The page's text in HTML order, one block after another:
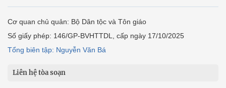
Cơ quan chủ quản: Bộ Dân tộc và Tôn giáo
Số giấy phép: 146/GP-BVHTTDL, cấp ngày 17/10/2025
Tổng biên tập: Nguyễn Văn Bá
Liên hệ tòa soạn